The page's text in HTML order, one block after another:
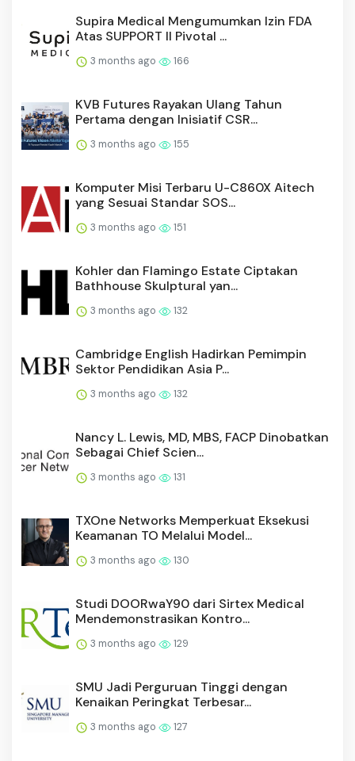
Supira Medical Mengumumkan Izin FDA
Atas SUPPORT II Pivotal ...
3 months ago 166
KVB Futures Rayakan Ulang Tahun
Pertama dengan Inisiatif CSR...
3 months ago 155
Komputer Misi Terbaru U-C860X Aitech
yang Sesuai Standar SOS...
3 months ago 151
Kohler dan Flamingo Estate Ciptakan
Bathhouse Skulptural yan...
3 months ago 132
Cambridge English Hadirkan Pemimpin
Sektor Pendidikan Asia P...
3 months ago 132
Nancy L. Lewis, MD, MBS, FACP Dinobatkan
Sebagai Chief Scien...
3 months ago 131
TXOne Networks Memperkuat Eksekusi
Keamanan TO Melalui Model...
3 months ago 130
Studi DOORwaY90 dari Sirtex Medical
Mendemonstrasikan Kontro...
3 months ago 129
SMU Jadi Perguruan Tinggi dengan
Kenaikan Peringkat Terbesar...
3 months ago 127